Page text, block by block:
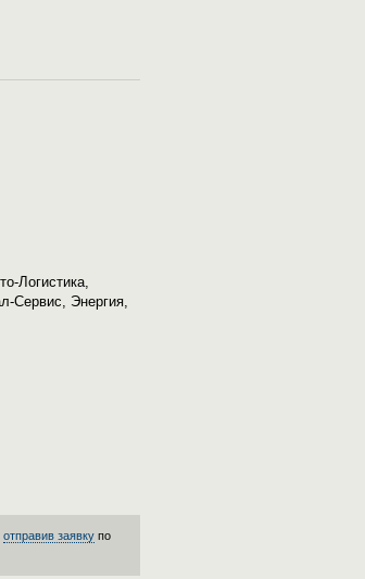
Логистика,
Сервис, Энергия,
отправив заявку по